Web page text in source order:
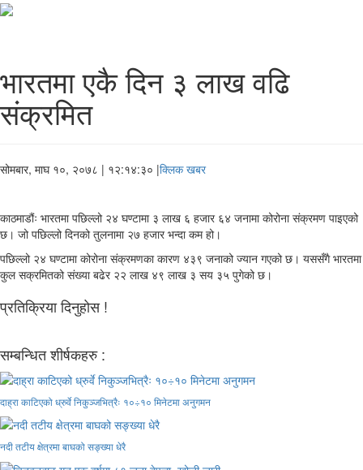
भारतमा एकै दिन ३ लाख वढि
संक्रमित
सोमबार, माघ १०, २०७८ | १२:१४:३० |क्लिक खबर
काठमाडौंः भारतमा पछिल्लो २४ घण्टामा ३ लाख ६ हजार ६४ जनामा कोरोना संक्रमण पाइएको
छ। जो पछिल्लो दिनको तुलनामा २७ हजार भन्दा कम हो।
पछिल्लो २४ घण्टामा कोरोना संक्रमणका कारण ४३९ जनाको ज्यान गएको छ। यससँगै भारतमा
कुल सक्रमितको संख्या बढेर २२ लाख ४९ लाख ३ सय ३५ पुगेको छ।
प्रतिक्रिया दिनुहोस !
सम्बन्धित शीर्षकहरु :
दाह्रा काटिएको ध्रुर्वे निकुञ्जभित्रैः १०÷१० मिनेटमा अनुगमन
नदी तटीय क्षेत्रमा बाघको सङ्ख्या धेरै